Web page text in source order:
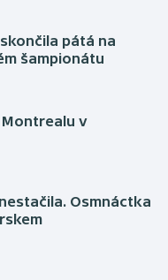
pátá na
šampionátu
Montrealu v
Osmnáctka